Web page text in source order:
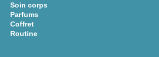
Soin corps
Parfums
Coffret
Routine